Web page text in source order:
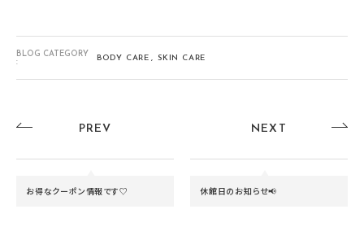
BLOG CATEGORY
:
BODY CARE SKIN CARE
PREV
お得なクーポン情報です♡
NEXT
休館日のお知らせ📢